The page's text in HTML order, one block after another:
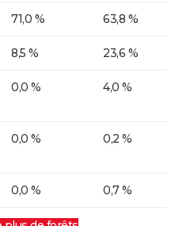
71,0 % 63,8 %
8,5 % 23,6 %
0,0 % 4,0 %
0,0 % 0,2 %
0,0 % 0,7 %